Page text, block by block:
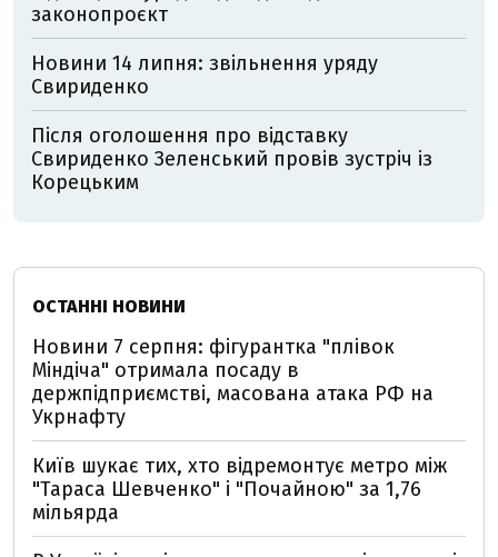
законопроєкт
Новини 14 липня: звільнення уряду
Свириденко
Після оголошення про відставку
Свириденко Зеленський провів зустріч із
Корецьким
ОСТАННІ НОВИНИ
Новини 7 серпня: фігурантка "плівок
Міндіча" отримала посаду в
держпідприємстві, масована атака РФ на
Укрнафту
Київ шукає тих, хто відремонтує метро між
"Тараса Шевченко" і "Почайною" за 1,76
мільярда